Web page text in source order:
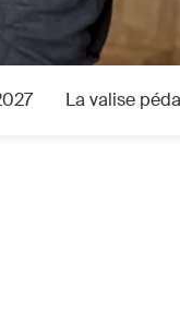
La valise